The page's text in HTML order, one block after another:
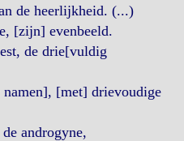
de heerlijkheid. (...)
[zijn] evenbeeld.
de drie[vuldig
[met] drievoudige
androgyne,